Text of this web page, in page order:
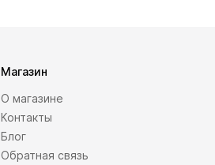
Магазин
О магазине
Контакты
Блог
Обратная связь